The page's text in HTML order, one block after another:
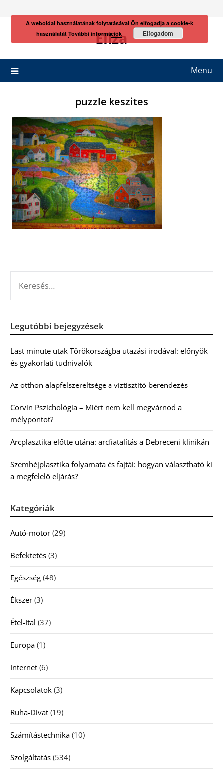
Eliza
Menu
puzzle keszites
Legutóbbi bejegyzések
Last minute utak Törökországba utazási irodával: előnyök
és gyakorlati tudnivalók
Az otthon alapfelszereltsége a víztisztító berendezés
Corvin Pszichológia – Miért nem kell megvárnod a
mélypontot?
Arcplasztika előtte utána: arcfiatalítás a Debreceni klinikán
Szemhéjplasztika folyamata és fajtái: hogyan választható ki
a megfelelő eljárás?
Kategóriák
Autó-motor (29)
Befektetés (3)
Egészség (48)
Ékszer (3)
Étel-Ital (37)
Europa (1)
Internet (6)
Kapcsolatok (3)
Ruha-Divat (19)
Számítástechnika (10)
Szolgáltatás (534)
A weboldal használatának folytatásával Ön elfogadja a cookie-k
használatát További információk Elfogadom